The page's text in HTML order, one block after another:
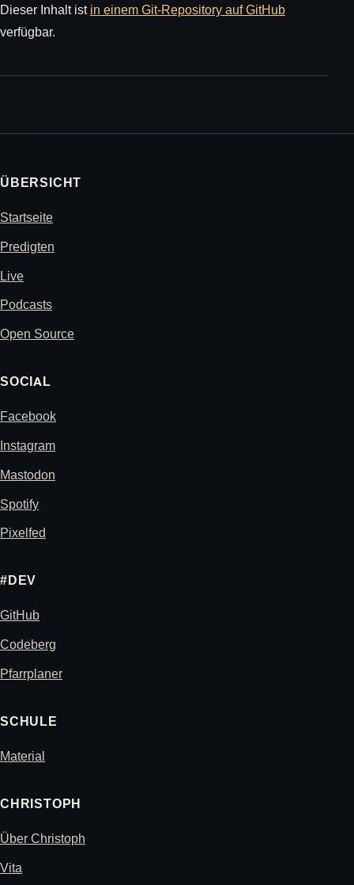
Dieser Inhalt istin einem Git-Repository auf GitHub
verfügbar.
ÜBERSICHT
Startseite
Predigten
Live
Podcasts
Open Source
SOCIAL
Facebook
Instagram
Mastodon
Spotify
Pixelfed
#DEV
GitHub
Codeberg
Pfarrplaner
SCHULE
Material
CHRISTOPH
Über Christoph
Vita